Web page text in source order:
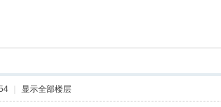
显示全部楼层